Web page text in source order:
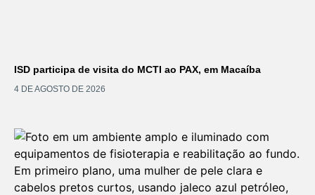
ISD participa de visita do MCTI ao PAX, em Macaíba
4 DE AGOSTO DE 2026